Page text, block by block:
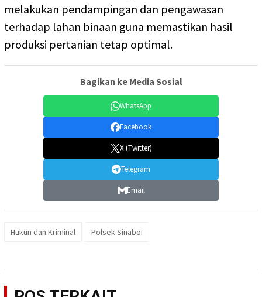
melakukan pendampingan dan pengawasan
terhadap lahan binaan guna memastikan hasil
produksi pertanian tetap optimal.
Bagikan ke Media Sosial
WhatsApp
Facebook
X (Twitter)
Telegram
Email
Hukun dan Kriminal Polsek Sinaboi